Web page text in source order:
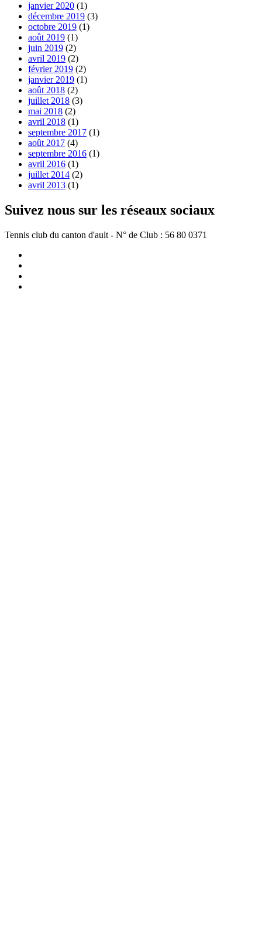
janvier 2020 (1)
décembre 2019 (3)
octobre 2019 (1)
août 2019 (1)
juin 2019 (2)
avril 2019 (2)
février 2019 (2)
janvier 2019 (1)
août 2018 (2)
juillet 2018 (3)
mai 2018 (2)
avril 2018 (1)
septembre 2017 (1)
août 2017 (4)
septembre 2016 (1)
avril 2016 (1)
juillet 2014 (2)
avril 2013 (1)
Suivez nous sur les réseaux sociaux
Tennis club du canton d'ault - N° de Club : 56 80 0371